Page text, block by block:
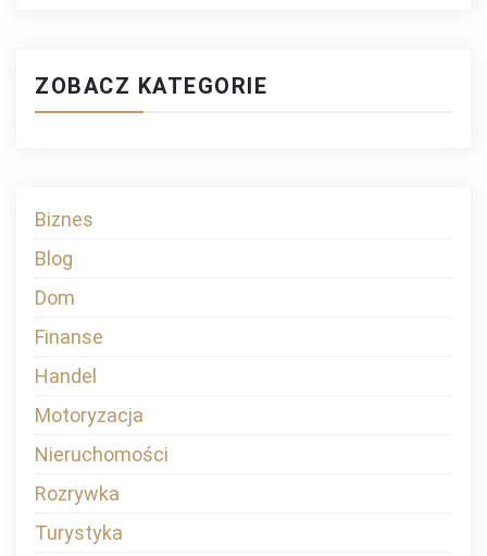
ZOBACZ KATEGORIE
Biznes
Blog
Dom
Finanse
Handel
Motoryzacja
Nieruchomości
Rozrywka
Turystyka